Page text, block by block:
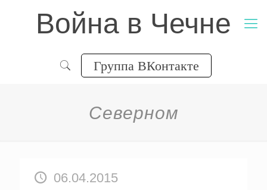
Война в Чечне
Группа ВКонтакте
Северном
06.04.2015